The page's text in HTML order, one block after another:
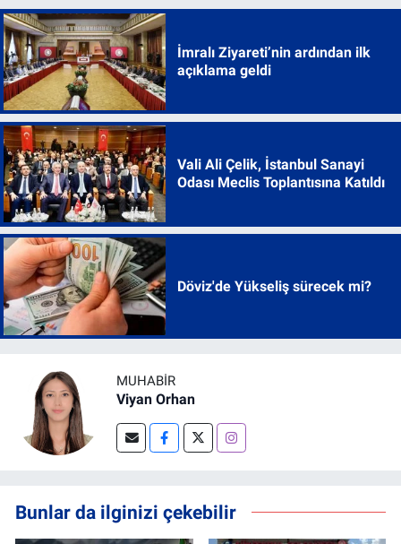
İmralı Ziyareti’nin ardından ilk
açıklama geldi
Vali Ali Çelik, İstanbul Sanayi
Odası Meclis Toplantısına Katıldı
Döviz'de Yükseliş sürecek mi?
MUHABIR
Viyan Orhan
Bunlar da ilginizi çekebilir